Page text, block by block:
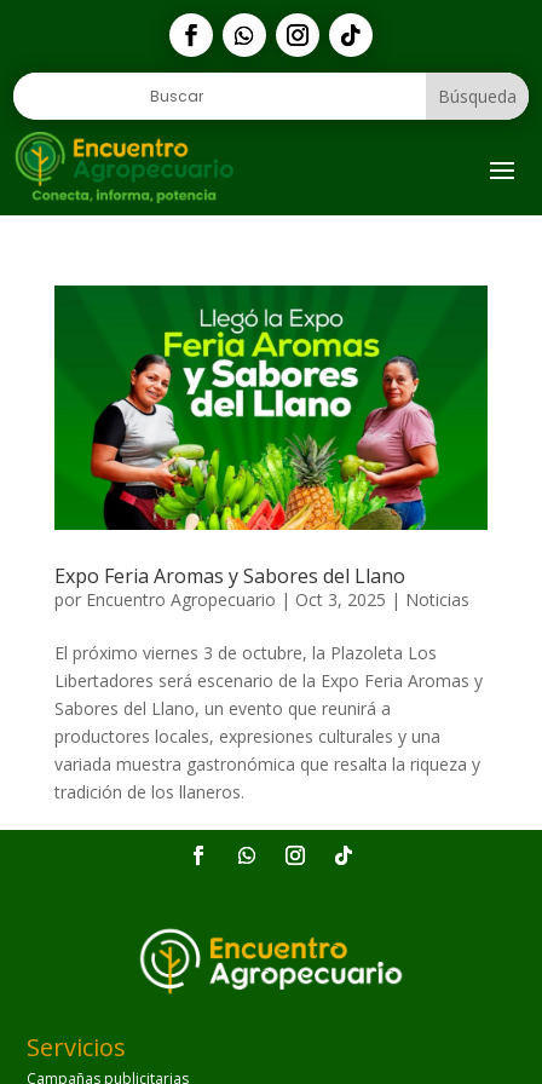
Expo Feria Aromas y Sabores del Llano
por Encuentro Agropecuario | Oct 3, 2025 | Noticias
El próximo viernes 3 de octubre, la Plazoleta Los
Libertadores será escenario de la Expo Feria Aromas y
Sabores del Llano, un evento que reunirá a
productores locales, expresiones culturales y una
variada muestra gastronómica que resalta la riqueza y
tradición de los llaneros.
Servicios
Campañas publicitarias